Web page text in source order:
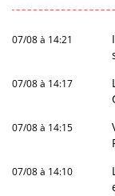
07/08 à 14:21
07/08 à 14:17
07/08 à 14:15
07/08 à 14:10